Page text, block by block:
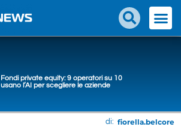
Fondi private equity: 9 operatori su 10
usano l’AI per scegliere le aziende
di: fiorella.belcore